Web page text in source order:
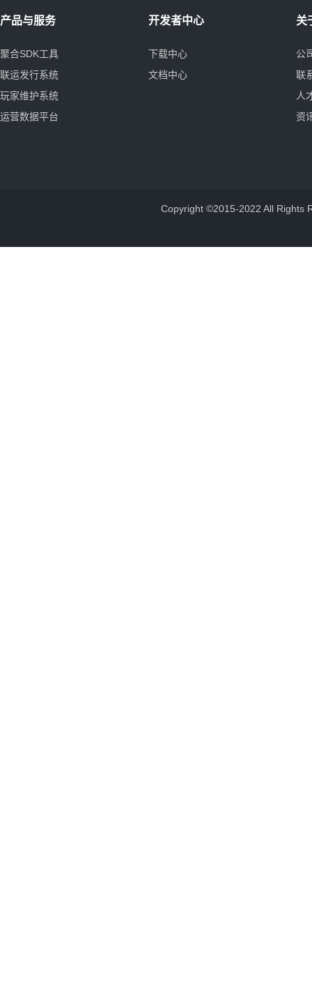
产品与服务
聚合SDK工具
联运发行系统
玩家维护系统
运营数据平台
开发者中心
下载中心
文档中心
关
公
联
人
资
Copyright ©2015-2022 All